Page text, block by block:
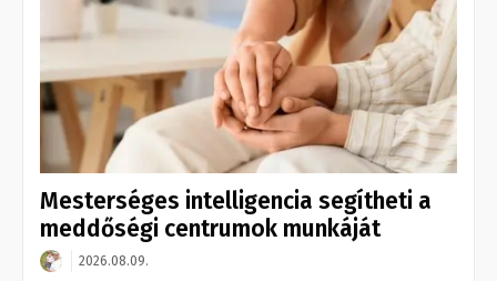
Mesterséges intelligencia segítheti a
meddőségi centrumok munkáját
2026.08.09.